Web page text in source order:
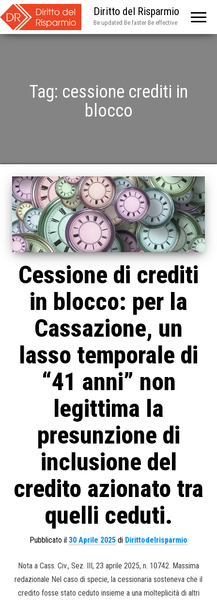
Diritto del Risparmio
Be updated Be faster Be effective
Tag: cessione crediti in
blocco
Cessione di crediti
in blocco: per la
Cassazione, un
lasso temporale di
“41 anni” non
legittima la
presunzione di
inclusione del
credito azionato tra
quelli ceduti.
Pubblicato il 30 Aprile 2025 di Dirittodelrisparmio
Nota a Cass. Civ., Sez. III, 23 aprile 2025, n. 10742. Massima
redazionale Nel caso di specie, la cessionaria sosteneva che il
credito fosse stato ceduto insieme a una molteplicità di altri